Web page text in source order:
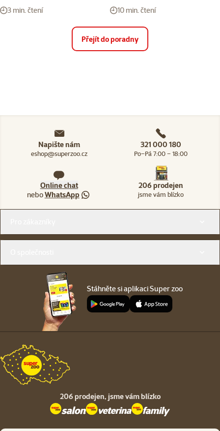
3 min. čtení 10 min. čtení
Přejít do poradny
Napište nám
eshop@superzoo.cz
321 000 180
Po–Pá 7:00 – 18:00
Online chat
neboWhatsApp
206 prodejen
jsme vám blízko
Stáhněte si aplikaci Super zoo
206 prodejen, jsme vám blízko